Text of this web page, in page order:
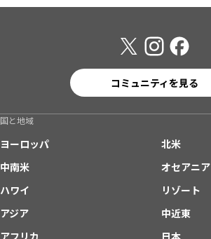
コミュニティを見る
国と地域
ヨーロッパ
北米
中南米
オセアニア
ハワイ
リゾート
アジア
中近東
アフリカ
日本